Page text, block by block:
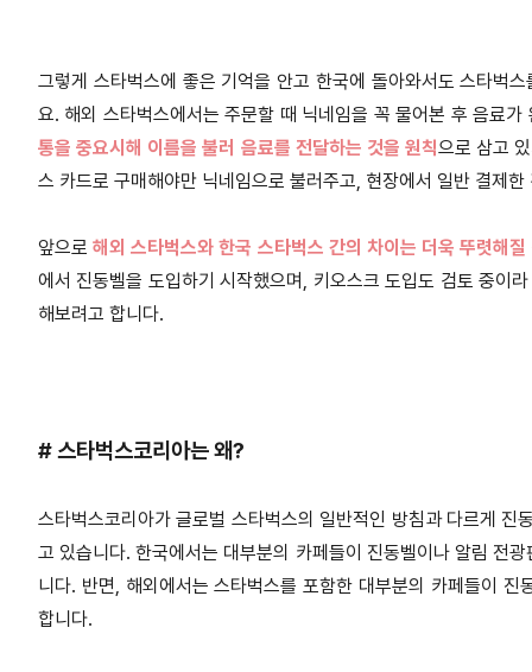
그렇게 스타벅스에 좋은 기억을 안고 한국에 돌아와서도 스타벅
요. 해외 스타벅스에서는 주문할 때 닉네임을 꼭 물어본 후 음료
통을 중요시해 이름을 불러 음료를 전달하는 것을 원칙으로 삼고
스 카드로 구매해야만 닉네임으로 불러주고, 현장에서 일반 결
앞으로해외 스타벅스와 한국 스타벅스 간의 차이는 더욱 뚜렷해질
에서 진동벨을 도입하기 시작했으며, 키오스크 도입도 검토 중이
해보려고 합니다.
# 스타벅스코리아는 왜?
스타벅스코리아가 글로벌 스타벅스의 일반적인 방침과 다르게
고 있습니다. 한국에서는 대부분의 카페들이 진동벨이나 알림 전
니다. 반면, 해외에서는 스타벅스를 포함한 대부분의 카페들이
합니다.